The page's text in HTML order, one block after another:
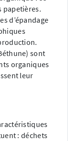
papetières.
d’épandage
sont
organiques
leur
: déchets